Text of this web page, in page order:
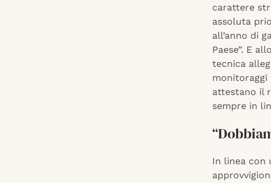
carattere
assoluta
all’anno di
Paese”. E
tecnica
monitoraggi
attestano il
sempre in
In linea con